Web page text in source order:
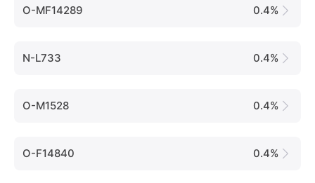
O-MF14289 0.4%
N-L733 0.4%
O-M1528 0.4%
O-F14840 0.4%